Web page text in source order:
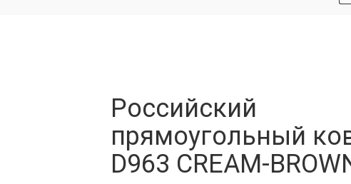
Российский
прямоугольный
D963 CREAM-